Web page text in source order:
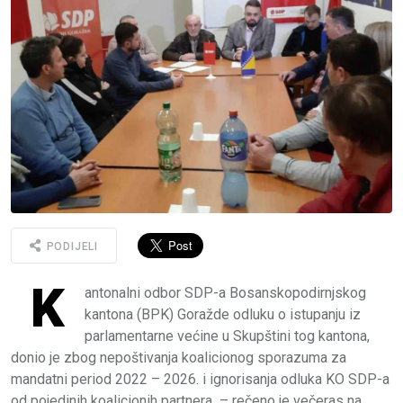
PODIJELI
K
antonalni odbor SDP-a Bosanskopodirnjskog
kantona (BPK) Goražde odluku o istupanju iz
parlamentarne većine u Skupštini tog kantona,
donio je zbog nepoštivanja koalicionog sporazuma za
mandatni period 2022 – 2026. i ignorisanja odluka KO SDP-a